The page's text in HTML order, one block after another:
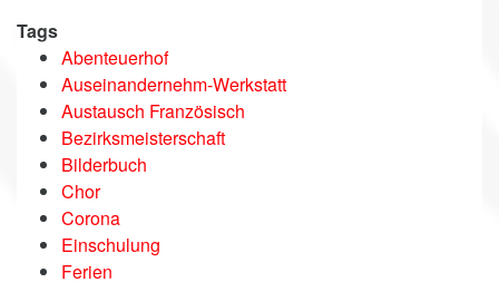
Tags
Abenteuerhof
Auseinandernehm-Werkstatt
Austausch Französisch
Bezirksmeisterschaft
Bilderbuch
Chor
Corona
Einschulung
Ferien